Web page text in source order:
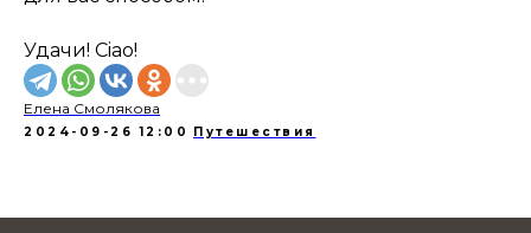
Удачи! Ciao!
Елена Смолякова
2024-09-26 12:00 Путешествия